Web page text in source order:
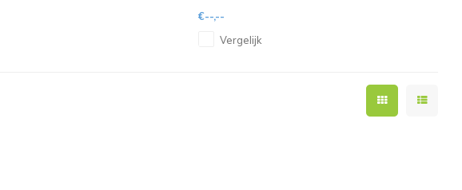
€--,--
Vergelijk